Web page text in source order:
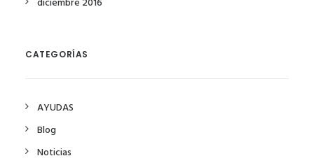
CATEGORÍAS
AYUDAS
Blog
Noticias